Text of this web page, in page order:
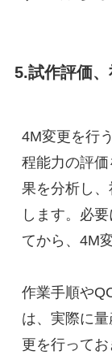
5.試作評価
4M変更を行
程能力の評
果を分析し
します。必
てから、4M
作業手順や
は、実際に
更を行ってお